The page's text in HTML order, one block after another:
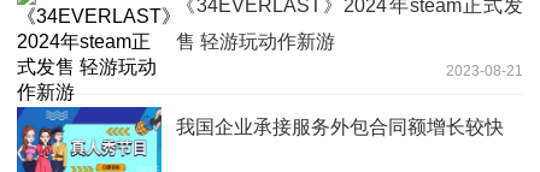
《34EVERLAST》2024年steam正式发
售 轻游玩动作新游
2023-08-21
我国企业承接服务外包合同额增长较快